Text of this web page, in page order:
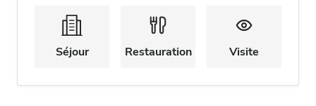
Séjour Restauration Visite